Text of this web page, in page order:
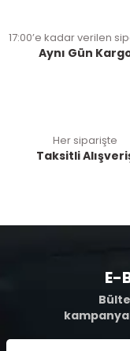
17:00’e kadar verilen
Aynı Gün
Her siparişte
Taksitli
E-